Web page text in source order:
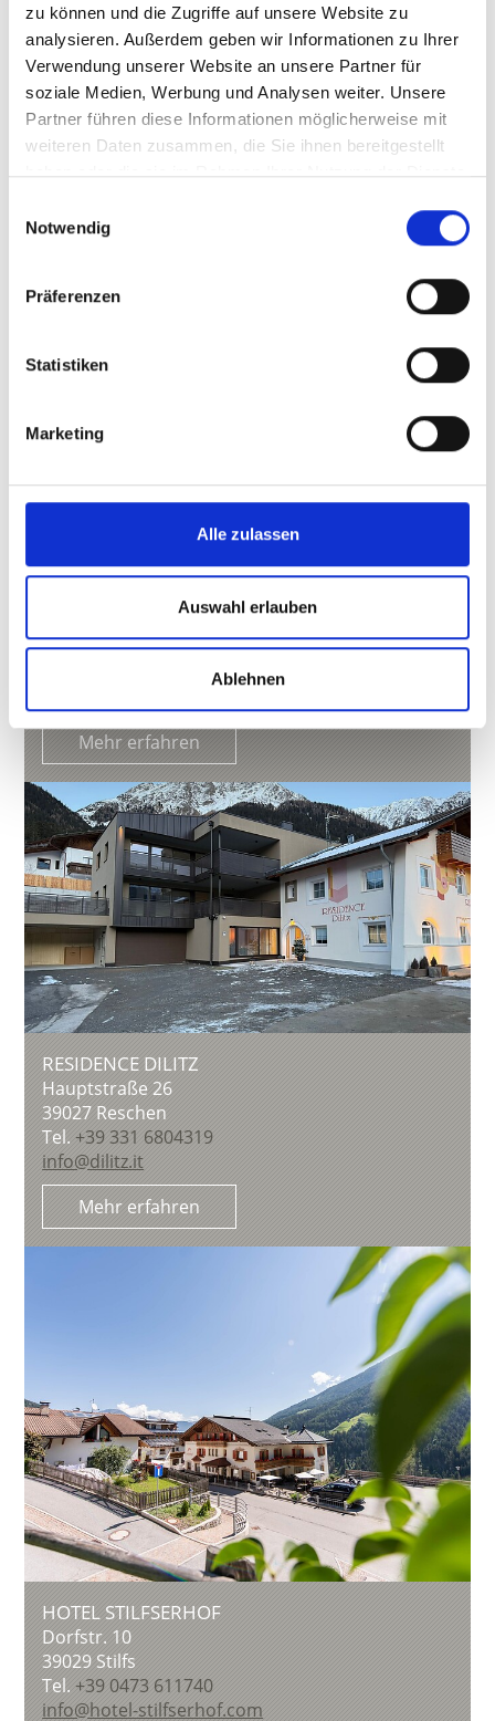
zu können und die Zugriffe auf unsere Website zu
analysieren. Außerdem geben wir Informationen zu Ihrer
Verwendung unserer Website an unsere Partner für
soziale Medien, Werbung und Analysen weiter. Unsere
Partner führen diese Informationen möglicherweise mit
weiteren Daten zusammen, die Sie ihnen bereitgestellt
haben oder die sie im Rahmen Ihrer Nutzung der Dienste
Notwendig
Präferenzen
Statistiken
Marketing
Alle zulassen
Auswahl erlauben
Ablehnen
WATLESHOF
Prämajur 13
39024Mals - Prämajur
Tel.+39 0473 835411
info@watles.com
FERIENWOHNUNGEN ANSITZ PRESCHGENEGG
39024Mals
Mehr erfahren
RESIDENCE DILITZ
Hauptstraße 26
39027 Reschen
Tel.+39 331 6804319
info@dilitz.it
Mehr erfahren
HOTEL STILFSERHOF
Dorfstr. 10
39029Stilfs
Tel.+39 0473 611740
info@hotel-stilfserhof.com